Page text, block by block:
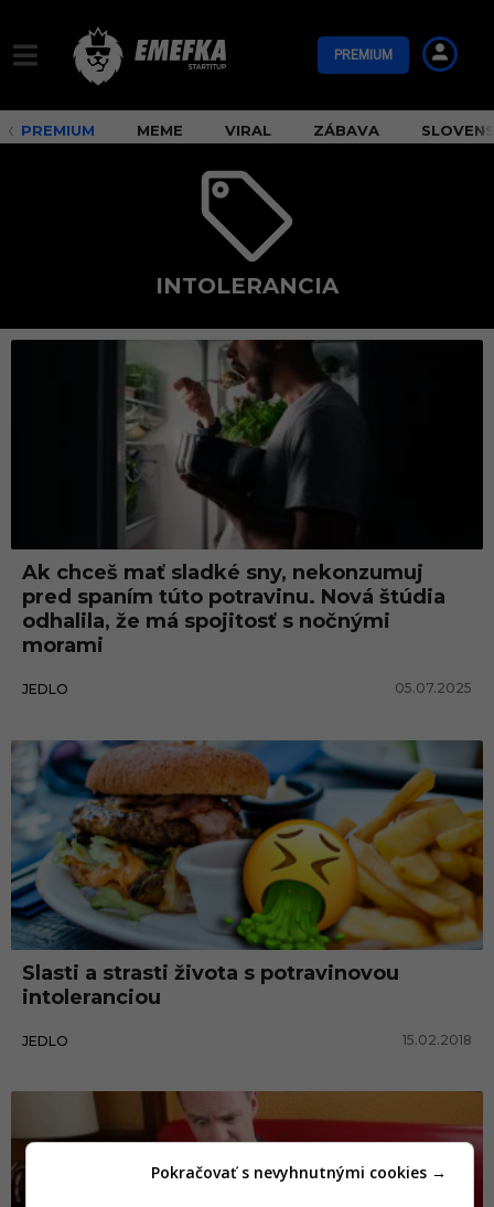
PREMIUM
PREMIUM MEME VIRAL ZÁBAVA
INTOLERANCIA
r
a
n
c
Ak chceš mať sladké sny, nekonzumuj
pred spaním túto potravinu. Nová štúdia
odhalila, že má spojitosť s nočnými
morami
JEDLO 05.07.2025
Slasti a strasti života s potravinovou
intoleranciou
JEDLO 15.02.2018
Pokračovať s nevyhnutnými cookies →